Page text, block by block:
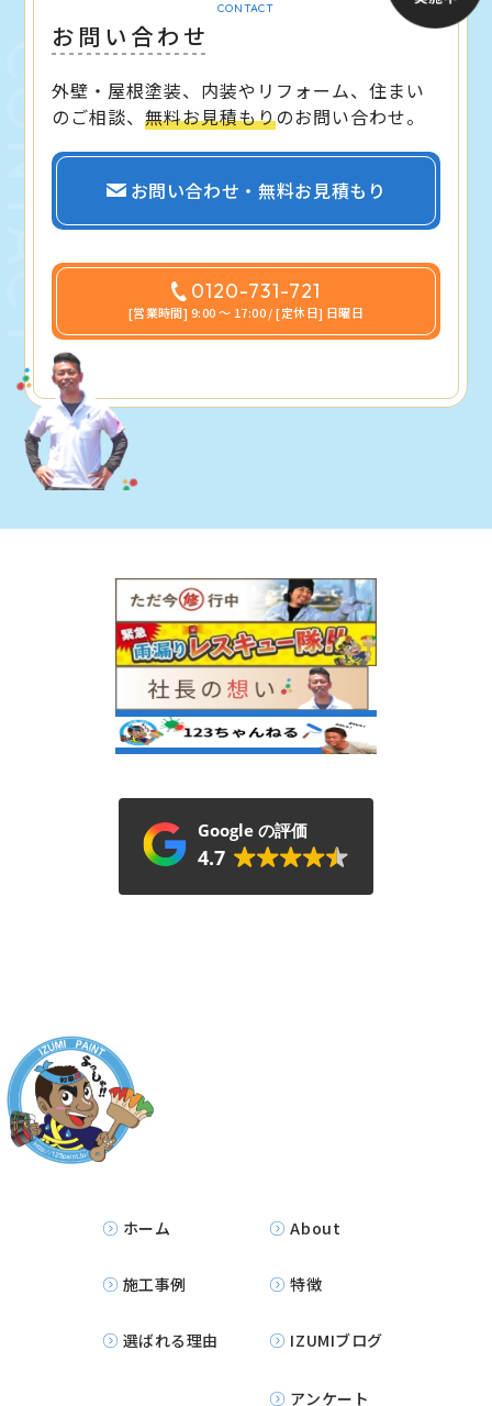
CONTACT
お問い合わせ
外壁・屋根塗装、内装やリフォーム、住まい
のご相談、無料お見積もりのお問い合わせ。
お問い合わせ・無料お見積もり
0120-731-721
[営業時間] 9:00 〜 17:00 / [定休日] 日曜日
Google の評価
4.7
ホーム About
施工事例 特徴
選ばれる理由 IZUMIブログ
アンケート